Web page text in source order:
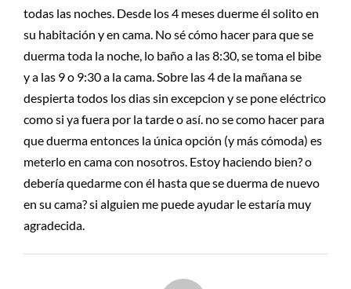
todas las noches. Desde los 4 meses duerme él solito en
su habitación y en cama. No sé cómo hacer para que se
duerma toda la noche, lo baño a las 8:30, se toma el bibe
y a las 9 o 9:30 a la cama. Sobre las 4 de la mañana se
despierta todos los dias sin excepcion y se pone eléctrico
como si ya fuera por la tarde o así. no se como hacer para
que duerma entonces la única opción (y más cómoda) es
meterlo en cama con nosotros. Estoy haciendo bien? o
debería quedarme con él hasta que se duerma de nuevo
en su cama? si alguien me puede ayudar le estaría muy
agradecida.